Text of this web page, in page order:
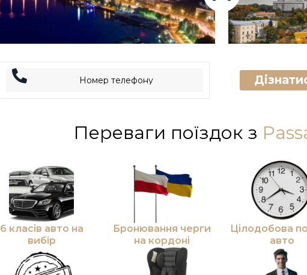
Переваги поїздок з
6 класів авто на
вибір
Бронювання черги
на кордоні
Цілодобова
авто